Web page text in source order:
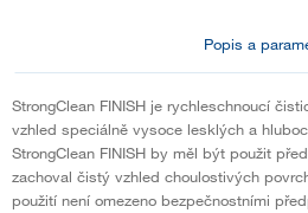
Popis a
StrongClean FINISH je rychleschnoucí
vzhled speciálně vysoce lesklých a
StrongClean FINISH by měl být použit
zachoval čistý vzhled choulostivých
použití není omezeno bezpečnostními